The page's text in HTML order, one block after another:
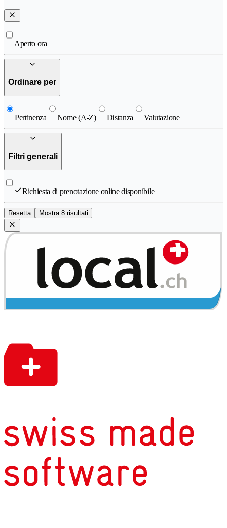
Aperto ora
Ordinare per
Pertinenza Nome (A-Z) Distanza Valutazione
Filtri generali
Richiesta di prenotazione online disponibile
Resetta Mostra 8 risultati